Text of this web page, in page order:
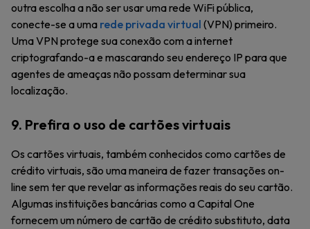
outra escolha a não ser usar uma rede WiFi pública,
conecte-se a uma rede privada virtual (VPN) primeiro.
Uma VPN protege sua conexão com a internet
criptografando-a e mascarando seu endereço IP para que
agentes de ameaças não possam determinar sua
localização.
9. Prefira o uso de cartões virtuais
Os cartões virtuais, também conhecidos como cartões de
crédito virtuais, são uma maneira de fazer transações on-
line sem ter que revelar as informações reais do seu cartão.
Algumas instituições bancárias como a Capital One
fornecem um número de cartão de crédito substituto, data